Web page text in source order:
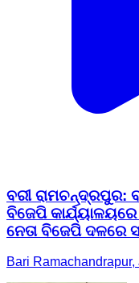
ବରୀ ରାମଚନ୍ଦ୍ରପୁର:
ବିଜେପି
ନେତା ବିଜେପି ଦଳରେ
Bari